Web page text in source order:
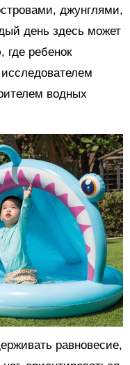
джунглями,
день здесь может
где ребенок
водных
равновесие,